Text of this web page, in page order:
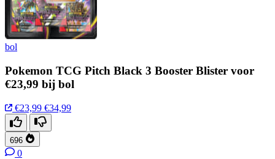
bol
Pokemon TCG Pitch Black 3 Booster Blister voor
€23,99 bij bol
€23,99 €34,99
696
0